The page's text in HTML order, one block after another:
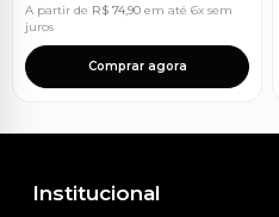
A partir de R$ 74,90 em até 6x sem
juros
Comprar agora
Institucional